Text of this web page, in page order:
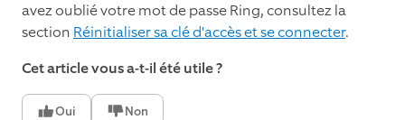
avez oublié votre mot de passe Ring, consultez la
section Réinitialiser sa clé d'accès et se connecter.
Cet article vous a-t-il été utile ?
Oui Non